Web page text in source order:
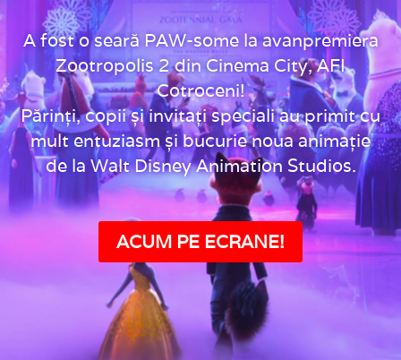
A fost o seară PAW-some la avanpremiera
Zootropolis 2 din Cinema City, AFI
Cotroceni!
Părinți, copii și invitați speciali au primit cu
mult entuziasm și bucurie noua animație
de la Walt Disney Animation Studios.
ACUM PE ECRANE!